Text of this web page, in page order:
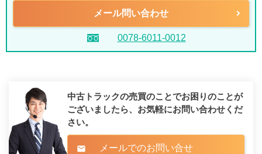
メール問い合わせ
0078-6011-0012
中古トラックの売買のことでお困りのことが
ございましたら、 お気軽にお問い合わせくだ
さい。
mail メールでのお問い合せ